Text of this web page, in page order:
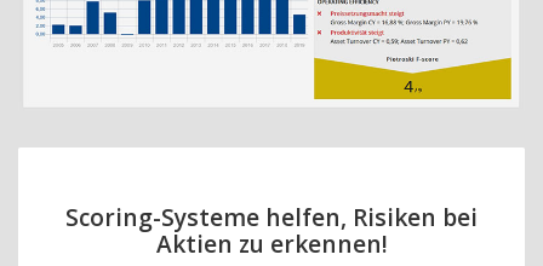
Scoring-Systeme helfen, Risiken bei
Aktien zu erkennen!